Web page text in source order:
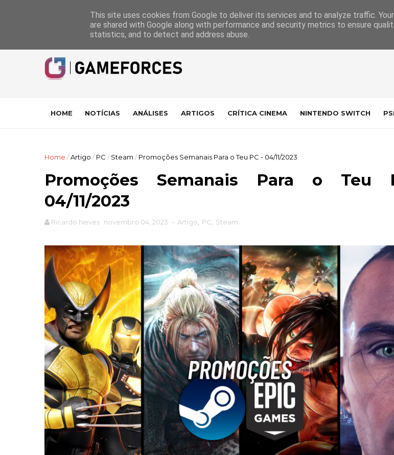
A equipa Pontuações das Análises Suporte da Indústria Contacto
HOME NOTÍCIAS ANÁLISES ARTIGOS CRÍTICA CINEMA NINTENDO SWITCH
Home /Artigo / PC / Steam / Promoções Semanais Para o Teu PC - 04/11/2023
Promoções Semanais Para o Teu
04/11/2023
Ricardo Neves novembro 04, 2023 - Artigo PC Steam
This site uses cookies from Google to deliver its services and to analyze traffic.
are shared with Google along with performance and security metrics to ensure
statistics, and to detect and address abuse.